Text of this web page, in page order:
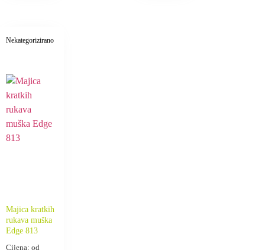
Nekategorizirano
Majica kratkih
rukava muška
Edge 813
Cijena: od